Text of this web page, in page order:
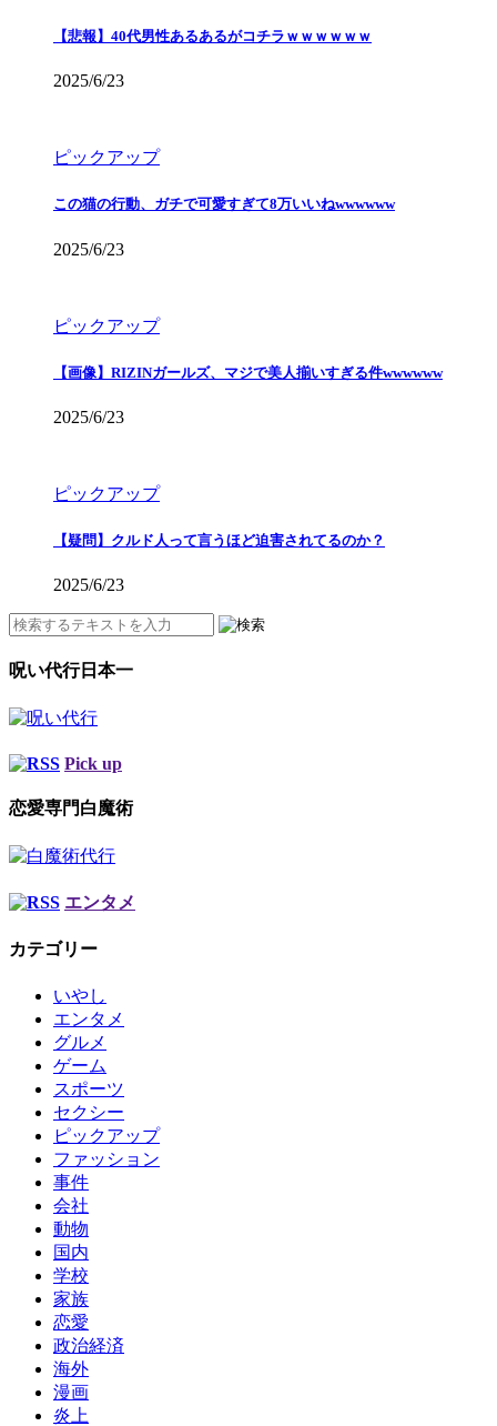
【悲報】40代男性あるあるがコチラｗｗｗｗｗｗ
2025/6/23
ピックアップ
この猫の行動、ガチで可愛すぎて8万いいねwwwwww
2025/6/23
ピックアップ
【画像】RIZINガールズ、マジで美人揃いすぎる件wwwwww
2025/6/23
ピックアップ
【疑問】クルド人って言うほど迫害されてるのか？
2025/6/23
呪い代行日本一
Pick up
恋愛専門白魔術
エンタメ
カテゴリー
いやし
エンタメ
グルメ
ゲーム
スポーツ
セクシー
ピックアップ
ファッション
事件
会社
動物
国内
学校
家族
恋愛
政治経済
海外
漫画
炎上